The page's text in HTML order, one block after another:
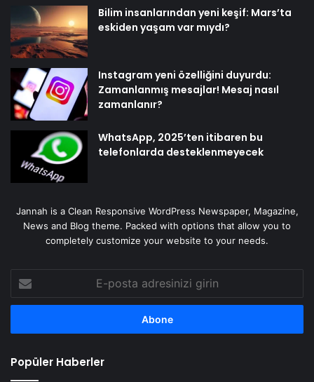
Bilim insanlarından yeni keşif: Mars’ta
eskiden yaşam var mıydı?
Instagram yeni özelliğini duyurdu:
Zamanlanmış mesajlar! Mesaj nasıl
zamanlanır?
WhatsApp, 2025’ten itibaren bu
telefonlarda desteklenmeyecek
Jannah is a Clean Responsive WordPress Newspaper, Magazine,
News and Blog theme. Packed with options that allow you to
completely customize your website to your needs.
posta
adresinizi
Popüler Haberler